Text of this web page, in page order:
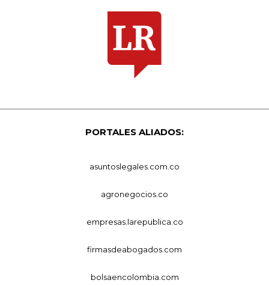
PORTALES ALIADOS:
asuntoslegales.com.co
agronegocios.co
empresas.larepublica.co
firmasdeabogados.com
bolsaencolombia.com